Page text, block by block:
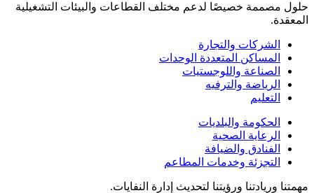
حلول مصممة خصيصًا لدعم مختلف القطاعات والبيئات التشغيلية
المعقدة.
الشركات والتجارة
المساكن المتعددة الوحدات
الصناعة واللوجستيات
الرياضة والترفيه
التعليم
الحكومة والبلديات
الرعاية الصحية
الفنادق والضيافة
التجزئة وخدمات المطاعم
مهمتنا وريادتنا ورؤيتنا لتحديث إدارة النفايات.